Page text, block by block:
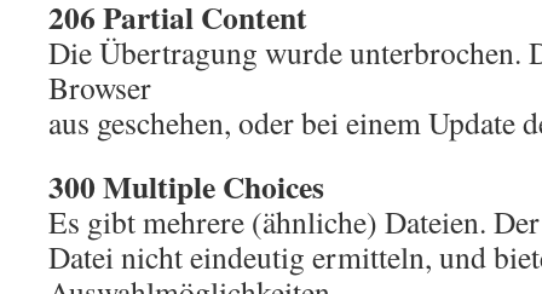
206 Partial Content
Die Übertragung wurde unterbrochen.
Browser
aus geschehen, oder bei einem Update
300 Multiple Choices
Es gibt mehrere (ähnliche) Dateien.
Datei nicht eindeutig ermitteln, und